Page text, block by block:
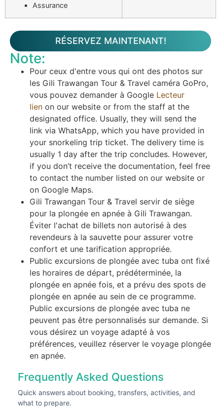
Assurance
RÉSERVEZ MAINTENANT!
Note:
Pour ceux d'entre vous qui ont des photos sur
les Gili Trawangan Tour & Travel caméra GoPro,
vous pouvez demander à Google Lecteur
lien on our website or from the staff at the
designated office. Usually, they will send the
link via WhatsApp, which you have provided in
your snorkeling trip ticket. The delivery time is
usually 1 day after the trip concludes. However,
if you don’t receive the documentation, feel free
to contact the number listed on our website or
on Google Maps.
Gili Trawangan Tour & Travel servir de siège
pour la plongée en apnée à Gili Trawangan.
Éviter l'achat de billets non autorisé à des
revendeurs à la sauvette pour assurer votre
confort et une tarification appropriée.
Public excursions de plongée avec tuba ont fixé
les horaires de départ, prédéterminée, la
plongée en apnée fois, et a prévu des spots de
plongée en apnée au sein de ce programme.
Public excursions de plongée avec tuba ne
peuvent pas être personnalisés sur demande. Si
vous désirez un voyage adapté à vos
préférences, veuillez réserver le voyage plongée
en apnée.
Frequently Asked Questions
Quick answers about booking, transfers, activities, and
what to prepare.